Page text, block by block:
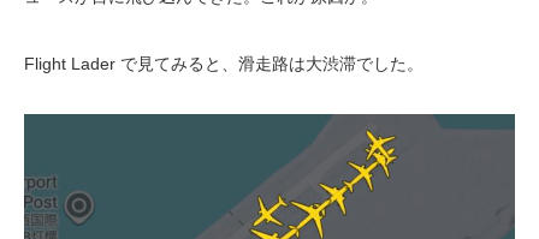
Flight Lader で見てみると、滑走路は大渋滞でした。